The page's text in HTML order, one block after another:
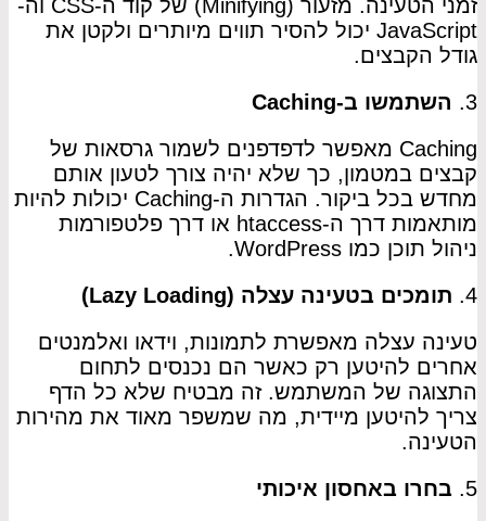
זמני הטעינה. מזעור (Minifying) של קוד ה-CSS וה-
JavaScript יכול להסיר תווים מיותרים ולקטן את
גודל הקבצים.
3.
השתמשו ב-Caching
Caching מאפשר לדפדפנים לשמור גרסאות של
קבצים במטמון, כך שלא יהיה צורך לטעון אותם
מחדש בכל ביקור. הגדרות ה-Caching יכולות להיות
מותאמות דרך ה-htaccess או דרך פלטפורמות
ניהול תוכן כמו WordPress.
4. תומכים בטעינה עצלה (Lazy Loading)
טעינה עצלה מאפשרת לתמונות, וידאו ואלמנטים
אחרים להיטען רק כאשר הם נכנסים לתחום
התצוגה של המשתמש. זה מבטיח שלא כל הדף
צריך להיטען מיידית, מה שמשפר מאוד את מהירות
הטעינה.
5. בחרו באחסון איכותי